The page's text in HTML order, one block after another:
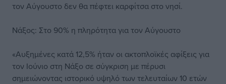
τον Αύγουστο δεν θα πέφτει καρφίτσα στο νησί.
Νάξος: Στο 90% η πληρότητα για τον Αύγουστο
«Αυξημένες κατά 12,5% ήταν οι ακτοπλοϊκές αφίξεις για
τον Ιούνιο στη Νάξο σε σύγκριση με πέρυσι
σημειώνοντας ιστορικό υψηλό των τελευταίων 10 ετών